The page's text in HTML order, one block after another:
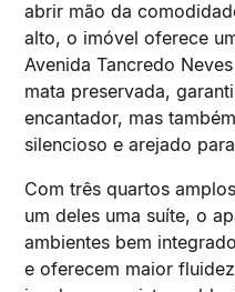
abrir mão da
alto, o imóvel oferece
Avenida Tancredo
mata preservada,
encantador, mas
silencioso e arejado
Com três quartos
um deles uma suíte, o
ambientes bem
e oferecem maior